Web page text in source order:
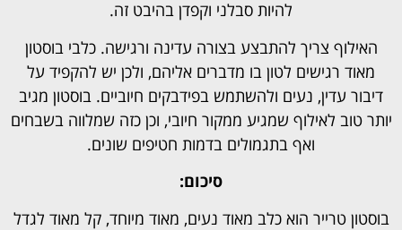
להיות סבלני וקפדן בהיבט זה.
האילוף צריך להתבצע בצורה עדינה ורגישה. כלבי בוסטון
מאוד רגישים לטון בו מדברים אליהם, ולכן יש להקפיד על
דיבור עדין, נעים ולהשתמש בפידבקים חיוביים. בוסטון מגיב
יותר טוב לאילוף שמגיע ממקור חיובי, וכן כזה שמלווה בשבחים
ואף בתגמולים בדמות חטיפים שונים.
סיכום:
בוסטון טרייר הוא כלב מאוד נעים, מאוד מיוחד, קל מאוד לגדל